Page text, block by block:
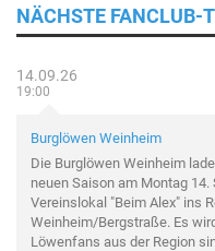
NÄCHSTE FANCLUB-
14.09.26
19:00
Burglöwen Weinheim
Die Burglöwen Weinheim
neuen Saison am Montag 14.
Vereinslokal "Beim Alex" ins
Weinheim/Bergstraße. Es
Löwenfans aus der Region